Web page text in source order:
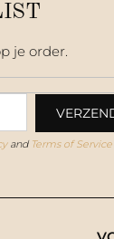
je order.
and Terms of Service